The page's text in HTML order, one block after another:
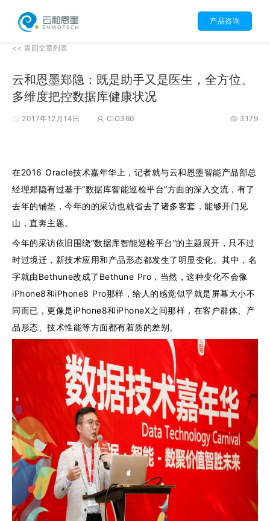
产品咨询
<< 返回文章列表
云和恩墨郑隐：既是助手又是医生，全方位、
多维度把控数据库健康状况
2017年12月14日 CIO360 3179
在2016 Oracle技术嘉年华上，记者就与云和恩墨智能产品部总
经理郑隐有过基于“数据库智能巡检平台”方面的深入交流，有了
去年的铺垫，今年的的采访也就省去了诸多客套，能够开门见
山，直奔主题。
今年的采访依旧围绕“数据库智能巡检平台”的主题展开，只不过
时过境迁，新技术应用和产品形态都发生了明显变化。其中，名
字就由Bethune改成了Bethune Pro，当然，这种变化不会像
iPhone8和iPhone8 Pro那样，给人的感觉似乎就是屏幕大小不
同而已，更像是iPhone8和iPhoneX之间那样，在客户群体、产
品形态、技术性能等方面都有着质的差别。